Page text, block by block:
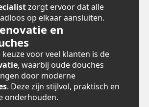
zorgt ervoor dat alle
op elkaar aansluiten.
en
voor veel klanten is de
, waarbij oude douches
door moderne
. Deze zijn stijlvol, praktisch en
onderhouden.